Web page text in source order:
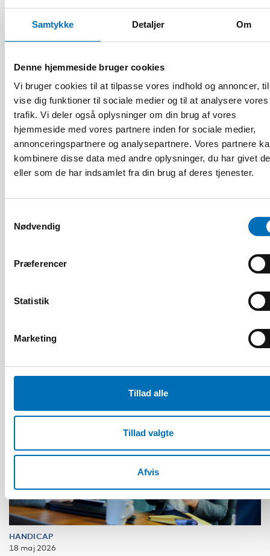
Samtykke Detaljer Om
Denne hjemmeside bruger cookies
Vi bruger cookies til at tilpasse vores indhold og annoncer,
vise dig funktioner til sociale medier og til at analysere vores
trafik. Vi deler også oplysninger om din brug af vores
hjemmeside med vores partnere inden for sociale medier,
annonceringspartnere og analysepartnere. Vores partnere
kombinere disse data med andre oplysninger, du har givet
eller som de har indsamlet fra din brug af deres tjenester.
Nødvendig
Præferencer
Statistik
Marketing
Tillad alle
Tillad valgte
Afvis
28 maj 2026
HANDICAP
18 maj 2026